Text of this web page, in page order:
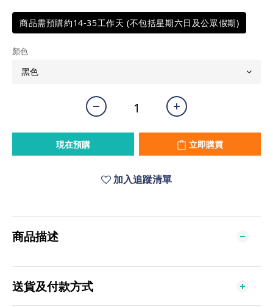
商品需預購約14-35工作天 (不包括星期六日及公眾假期)
顏色
現在預購 立即購買
加入追蹤清單
商品描述
送貨及付款方式